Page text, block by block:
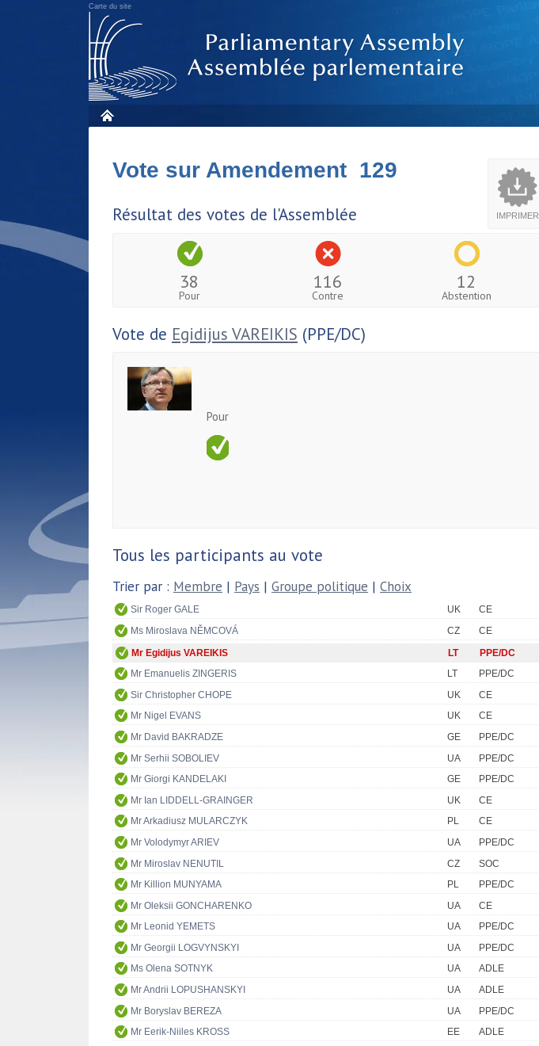
Carte du site
IMPRIMER
Vote sur Amendement 129
Résultat des votes de l'Assemblée
38
Pour
116
Contre
12
Abstention
Vote de Egidijus VAREIKIS (PPE/DC)
Pour
Tous les participants au vote
Trier par : Membre | Pays | Groupe politique | Choix
Sir Roger GALE UK
CE
Ms Miroslava NĚMCOVÁ
CZ
CE
Mr Egidijus VAREIKIS
LT
PPE/DC
Mr Emanuelis ZINGERIS
LT
PPE/DC
Sir Christopher CHOPE
UK
CE
Mr Nigel EVANS
UK
CE
Mr David BAKRADZE
GE
PPE/DC
Mr Serhii SOBOLIEV
UA
PPE/DC
Mr Giorgi KANDELAKI
GE
PPE/DC
Mr Ian LIDDELL-GRAINGER
UK
CE
Mr Arkadiusz MULARCZYK
PL
CE
Mr Volodymyr ARIEV
UA
PPE/DC
Mr Miroslav NENUTIL
CZ
SOC
Mr Killion MUNYAMA
PL
PPE/DC
Mr Oleksii GONCHARENKO
UA
CE
Mr Leonid YEMETS
UA
PPE/DC
Mr Georgii LOGVYNSKYI
UA
PPE/DC
Ms Olena SOTNYK
UA
ADLE
Mr Andrii LOPUSHANSKYI
UA
ADLE
Mr Boryslav BEREZA
UA
PPE/DC
Mr Eerik-Niiles KROSS
EE
ADLE